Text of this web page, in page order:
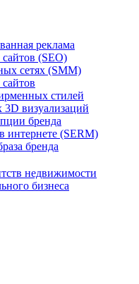
реклама
(SEO)
сетях (SMM)
стилей
3D визуализаций
бренда
интернете (SERM)
бренда
недвижимости
бизнеса